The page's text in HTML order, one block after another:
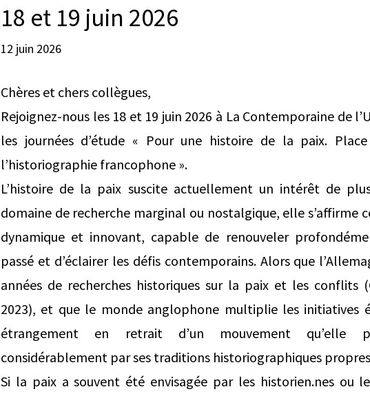
18 et 19 juin 2026
12 juin 2026
Chères et chers collègues,
Rejoignez-nous les 18 et 19 juin 2026 à La Contemporaine de
les journées d’étude « Pour une histoire de la paix.
l’historiographie francophone ».
L’histoire de la paix suscite actuellement un intérêt de
domaine de recherche marginal ou nostalgique, elle s’affirme
dynamique et innovant, capable de renouveler
passé et d’éclairer les défis contemporains. Alors que
années de recherches historiques sur la paix et les conflits
2023), et que le monde anglophone multiplie les initiatives
étrangement en retrait d’un mouvement qu’elle
considérablement par ses traditions historiographiques
Si la paix a souvent été envisagée par les historien.nes ou